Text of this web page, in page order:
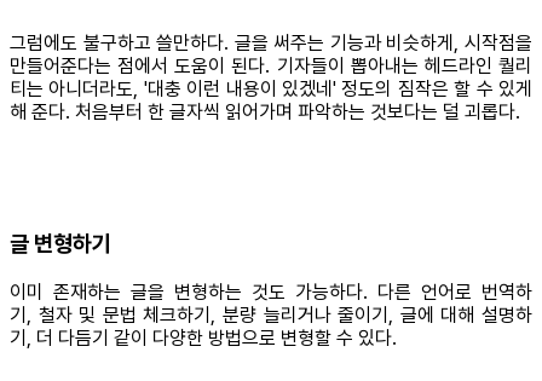
그럼에도 불구하고 쓸만하다. 글을 써주는 기능과 비슷하게, 시작점을
만들어준다는 점에서 도움이 된다. 기자들이 뽑아내는 헤드라인 퀄리
티는 아니더라도, '대충 이런 내용이 있겠네' 정도의 짐작은 할 수 있게
해 준다. 처음부터 한 글자씩 읽어가며 파악하는 것보다는 덜 괴롭다.
글 변형하기
이미 존재하는 글을 변형하는 것도 가능하다. 다른 언어로 번역하
기, 철자 및 문법 체크하기, 분량 늘리거나 줄이기, 글에 대해 설명하
기, 더 다듬기 같이 다양한 방법으로 변형할 수 있다.